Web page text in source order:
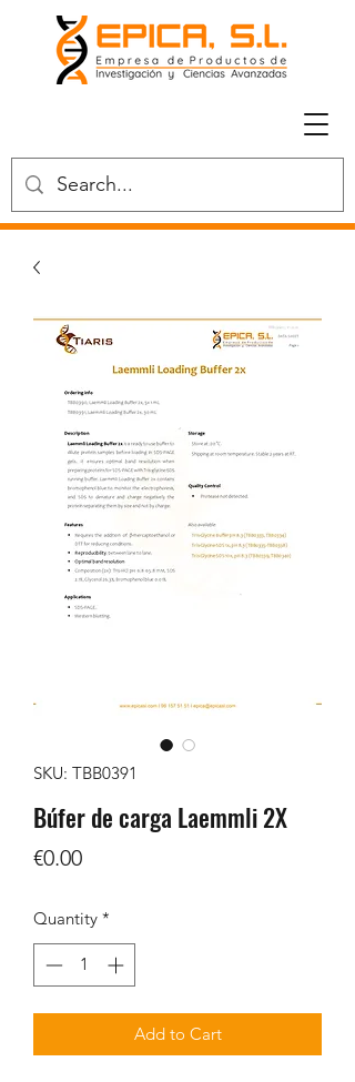
SKU: TBB0391
Búfer de carga Laemmli 2X
€0.00Price
Quantity *
Add to Cart